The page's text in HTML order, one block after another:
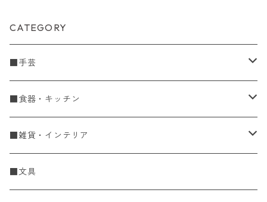
CATEGORY
■手芸
手編糸
Spring & Summer
Fall & Winter
刺し子・こぎん
刺し子糸
KIT
■食器・キッチン
食器
豆皿・小皿
調理道具
■雑貨・インテリア
収納雑貨
■文具